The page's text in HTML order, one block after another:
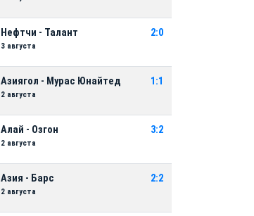
Нефтчи - Талант
3 августа
2:0
Азиягол - Мурас Юнайтед
2 августа
1:1
Алай - Озгон
2 августа
3:2
Азия - Барс
2 августа
2:2